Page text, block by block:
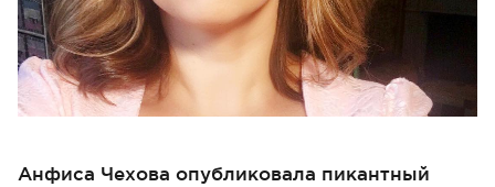
Анфиса Чехова опубликовала пикантный